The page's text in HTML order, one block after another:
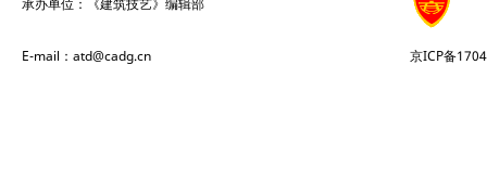
承办单位：《建筑技艺》编辑部
E-mail：atd@cadg.cn 京ICP备